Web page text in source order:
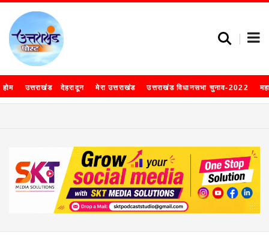
होम उत्तराखंड देहरादून मेरा उत्तराखंड उत्तराखंड विधानसभा चुनाव-2022